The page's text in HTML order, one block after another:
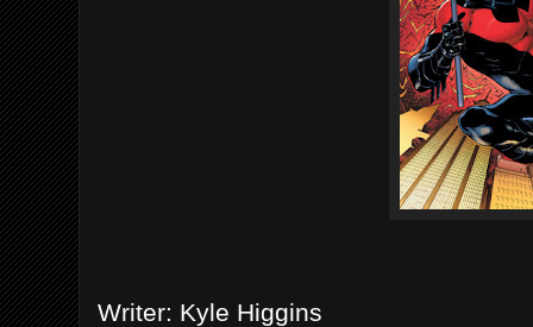
Writer: Kyle Higgins